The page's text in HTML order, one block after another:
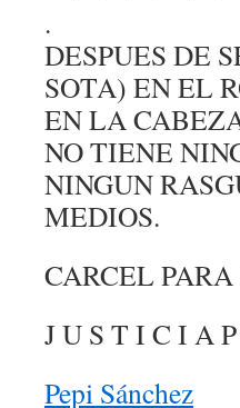
.
DESPUES DE
SOTA) EN EL
EN LA
NO TIENE
NINGUN
MEDIOS.
CARCEL
J U S T I C I A
Pepi Sánchez